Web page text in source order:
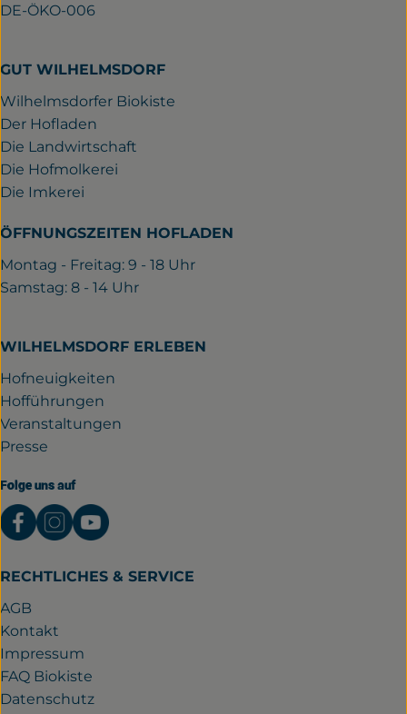
DE-ÖKO-006
GUT WILHELMSDORF
Wilhelmsdorfer Biokiste
Der Hofladen
Die Landwirtschaft
Die Hofmolkerei
Die Imkerei
ÖFFNUNGSZEITEN HOFLADEN
Montag - Freitag: 9 - 18 Uhr
Samstag: 8 - 14 Uhr
WILHELMSDORF ERLEBEN
Hofneuigkeiten
Hofführungen
Veranstaltungen
Presse
Folge uns auf
Externer Link zu https://www.facebook.com/
Externer Link zu https://
Externer Link zu https://
RECHTLICHES & SERVICE
AGB
Kontakt
Impressum
FAQ Biokiste
Datenschutz